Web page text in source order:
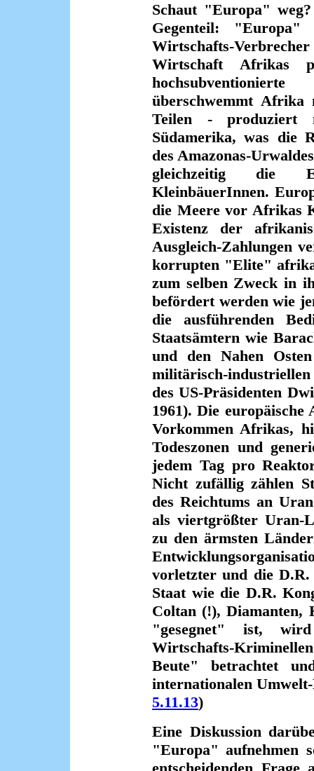
Schaut "Europa"
Gegenteil:
Wirtschafts-
Wirtschaft Afrikas
überschwemmt
Teilen - produziert
Südamerika, was die
des Amazonas-
gleichzeitig die
KleinbäuerInnen.
die Meere vor Afrikas
Existenz der
Ausgleich-Zahlungen
korrupten "Elite"
zum selben Zweck in
befördert werden wie
die ausführenden
Staatsämtern wie
und den Nahen
militärisch-
des US-Präsidenten
1961). Die
Vorkommen Afrikas,
Todeszonen und
jedem Tag pro
Nicht zufällig zählen
des Reichtums an
als viertgrößter Uran-
zu den ärmsten
vorletzter und die
Staat wie die D.R.
Coltan (!), Diamanten,
"gesegnet" ist,
Wirtschafts-
Beute" betrachtet
internationalen
5.11.13)
Eine Diskussion
"Europa" aufnehmen